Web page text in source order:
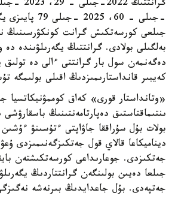
-جىلى – 60،
جىلعى كورسەتكىش گرانت كونكۋرسىنىڭ
بەلگىلى بولادى. گرانتتىڭ يگەرىلۋىندە دە
دەگەنمەن سول بار گرانتتى ءالى دە تولىق
كەيبىر قانداستارىمىزدىڭ اقىلى بولىمگە
«وتانداستار قورى» كەاق كوممۋنيكاتسيا
ىنتىماقتاستىق دەپارتامەنتىنىڭ
بولات بۇل سۇراققا جاۋاپتى ءتۇسىنۋ
ديناميكاعا قالاي قول جەتكىزگەنىمىزدى
جەتپەدى. بۇل جاعدايدىڭ بىرنەشە